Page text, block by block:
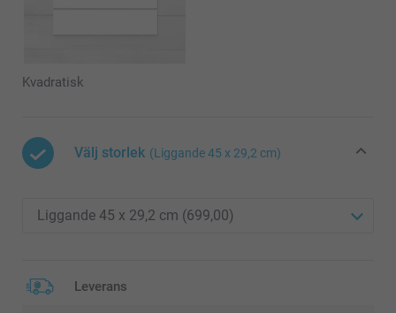
Kvadratisk
Välj storlek (Liggande 45 x 29,2 cm)
Leverans